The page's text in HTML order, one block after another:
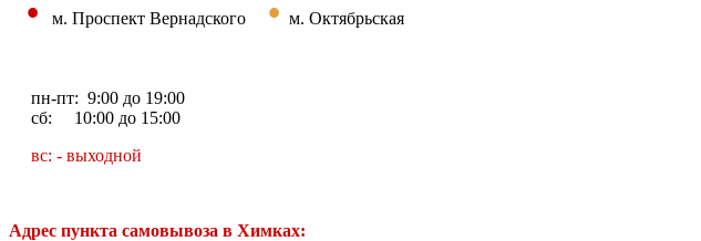
• м. Проспект Вернадского • м. Октябрьская
пн-пт: 9:00 до 19:00
сб: 10:00 до 15:00
вс: - выходной
Адрес пункта самовывоза в Химках: